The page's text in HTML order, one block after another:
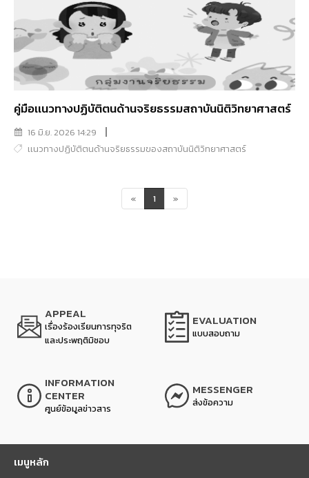
คู่มือเเนวทางปฏิบัติตนด้านจริยธรรมสถาบันนิติวิทยาศาสตร์
16 มิ.ย. 2026 14:29
เเนวทางปฏิบัติตนด้านจริยธรรมของสถาบันนิติวิทยาศาสตร์
« 1 »
APPEAL
เรื่องร้องเรียนการทุจริต
และประพฤติมิชอบ
EVALUATION
แบบสอบถาม
INFORMATION
CENTER
ศูนย์ข้อมูลข่าวสาร
MESSENGER
ส่งข้อความ
เมนูหลัก